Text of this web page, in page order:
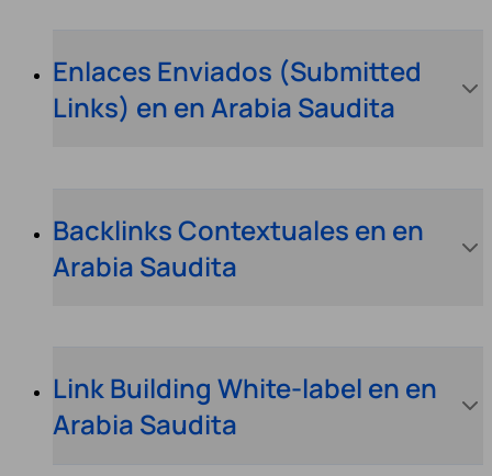
Enlaces Enviados (Submitted
Links) en en Arabia Saudita
Backlinks Contextuales en en
Arabia Saudita
Link Building White-label en en
Arabia Saudita